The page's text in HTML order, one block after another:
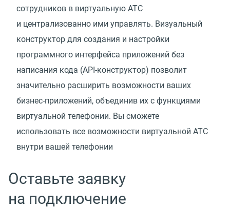
сотрудников в виртуальную АТС
и централизованно ими управлять. Визуальный
конструктор для создания и настройки
программного интерфейса приложений без
написания кода (API-конструктор) позволит
значительно расширить возможности ваших
бизнес-приложений, объединив их с функциями
виртуальной телефонии. Вы сможете
использовать все возможности виртуальной АТС
внутри вашей телефонии
Оставьте заявку
на подключение